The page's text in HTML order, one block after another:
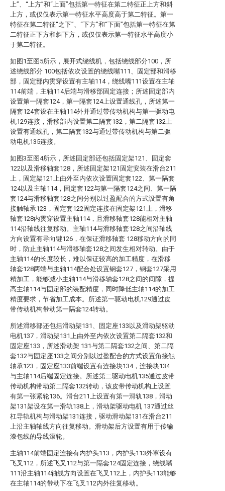
上”、“上方”和“上面”包括第一特征在第二特征正上方和斜
上方，或仅仅表示第一特征水平高度高于第二特征。第一
特征在第二特征“之下”、“下方”和“下面”包括第一特征在第
二特征正下方和斜下方，或仅仅表示第一特征水平高度小
于第二特征。
如图1至图5所示，展开式绕线机，包括绕线部分100，所
述绕线部分 100包括依次设置的绕线嘴111、固定部和滑移
部，固定部内贯穿设置有主轴114，绕线嘴111设置在主轴
114前端，主轴114后端与滑移部固定连接；所述固定部内
设置第一隔套124，第一隔套124上设置通线孔，所述第一
隔套124套设在主轴114外并通过带传动机构与第一驱动电
机129连接，滑移部内设置第二隔套132，第二隔套132上
设置有通线孔，第二隔套132与通过带传动机构与第二驱
动电机135连接。
如图3至图4所示，所述固定部还包括固定架121、固定套
122以及滑移轴套128，所述固定架121固定安装在滑台211
上，固定架121上由外至内依次设置固定套122、第一隔套
124以及主轴114，固定套122与第一隔套124之间、第一隔
套124与滑移轴套128之间分别以过盈配合的方式设置有角
接触轴承123，固定套122固定连接在固定架121上，滑移
轴套128内贯穿设置主轴114，且滑移轴套128能相对主轴
114沿轴线往复移动。主轴114与滑移轴套128之间沿轴线
方向设置有导向键126，在保证滑移轴套 128移动方向的同
时，防止主轴114与滑移轴套128之间发生相对转动。由于
主轴114的长度较长，难以保证较高的加工精度，在滑移
轴套128两端与主轴114配合处设置钢套127，钢套127采用
精加工，能够减小主轴114与滑移轴套128之间的间隙，提
高主轴114与固定部的装配精度，同时降低主轴114的加工
精度要求，节省加工成本。所述第一驱动电机129通过皮
带传动机构带动第一隔套124转动。
所述滑移部还包括滑动架131、固定座133以及滑动架驱动
电机137，滑动架131上由外至内依次设置第二隔套132和
固定座133，所述滑动架 131与第二隔套132之间、第二隔
套132与固定座133之间分别以过盈配合的方式设置角接触
轴承123，固定座133前端设置有连接块134，连接块134
与主轴114后端固定连接。所述第二驱动电机135通过皮带
传动机构带动第二隔套132转动，该皮带传动机构上设置
有第一张紧轮136。滑台211上设置有第一滑轨138，滑动
架131架设在第一滑轨138上，滑动架驱动电机 137通过丝
杠导轨机构与滑动架131连接，驱动滑动架131在滑台211
上沿主轴轴线方向往复移动。滑动架后方设置有用于传输
漆包线的导线滚轮。
主轴114前端固定连接有内护头113，内护头113外罩设有
飞叉112，所述飞叉112与第一隔套124固定连接，绕线嘴
111沿主轴114轴线方向设置在飞叉112上，内护头113能够
在主轴114的带动下在飞叉112内外往复移动。